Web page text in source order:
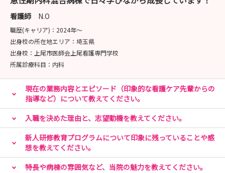
看護師 N.O
職歴(キャリア)： 2024年〜
出身校の所在地エリア： 埼玉県
出身校： 上尾市医師会上尾看護専門学校
所属診療科目： 内科
現在の業務内容とエピソード（印象的な看護ケア先輩からの
指導など）について教えてください。
入職を決めた理由と、志望動機を教えてください。
新人研修教育プログラムについて印象に残っていることや感
想を教えてください。
特長や病棟の雰囲気など、当院の魅力を教えてください。